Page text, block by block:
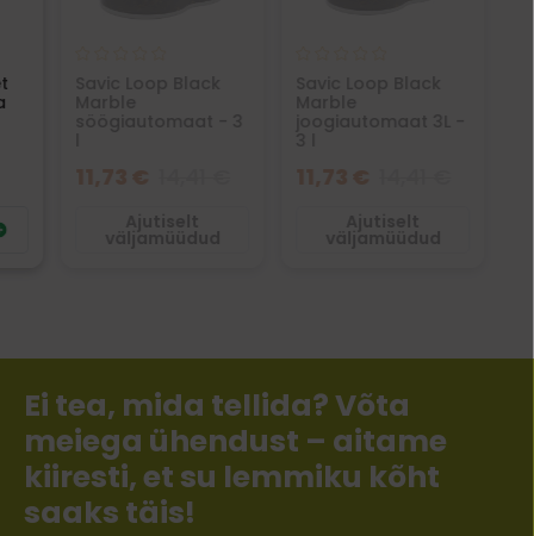
Ei tea, mida tellida? Võta
meiega ühendust – aitame
kiiresti, et su lemmiku kõht
saaks täis!